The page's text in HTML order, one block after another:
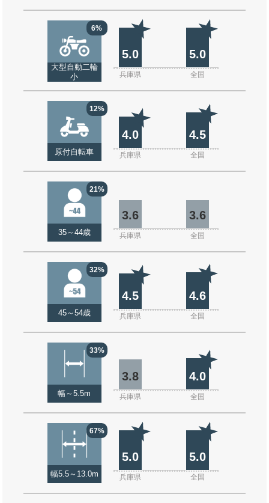
6%
大型自動二輪
小
5.0 5.0
兵庫県 全国
12%
原付自転車
4.0 4.5
兵庫県 全国
21%
35～44歳
3.6 3.6
兵庫県 全国
32%
45～54歳
4.5 4.6
兵庫県 全国
33%
幅～5.5m
3.8 4.0
兵庫県 全国
67%
幅5.5～13.0m
5.0 5.0
兵庫県 全国